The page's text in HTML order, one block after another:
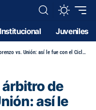
Institucional Juveniles
vs. Unión: así le fue con el Ciclón
árbitro de
así le